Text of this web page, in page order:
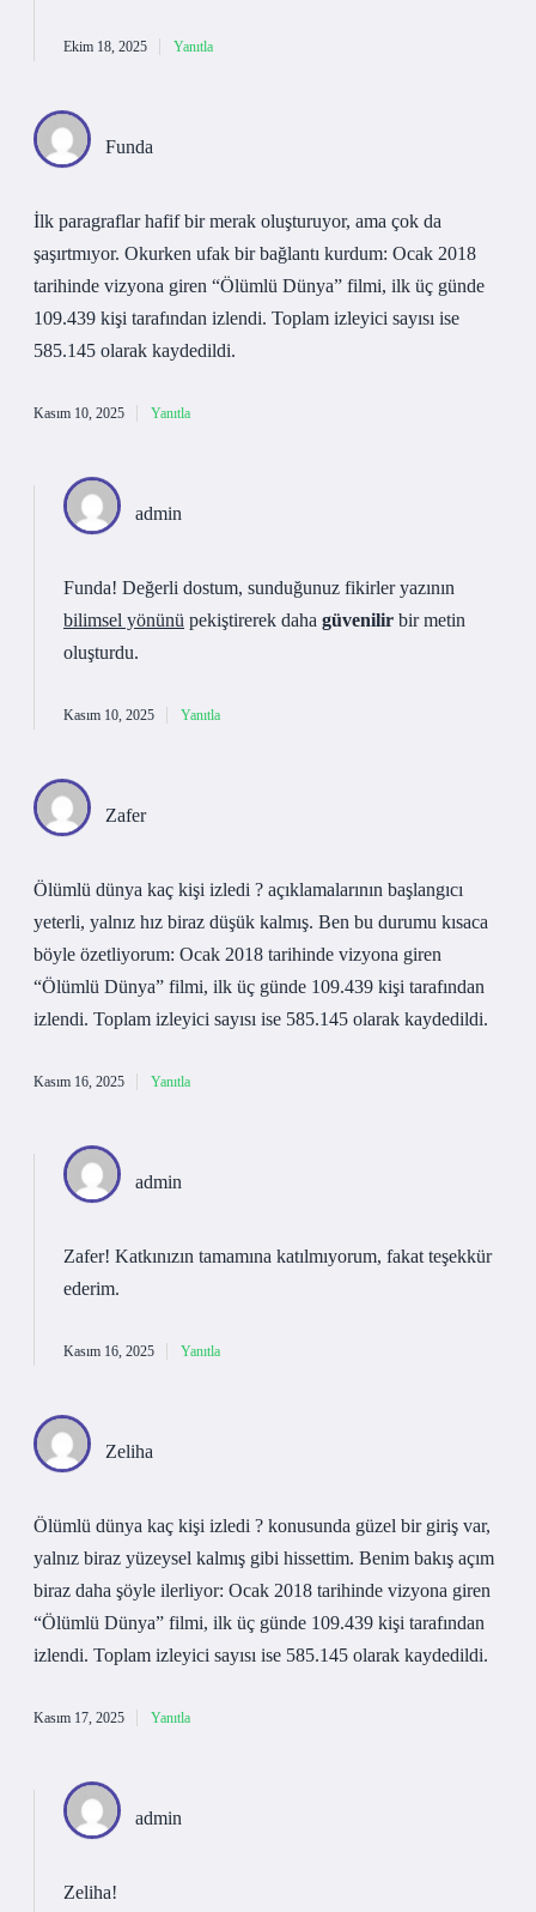
Ekim 18, 2025 Yanıtla
Funda
İlk paragraflar hafif bir merak oluşturuyor, ama çok da
şaşırtmıyor. Okurken ufak bir bağlantı kurdum: Ocak 2018
tarihinde vizyona giren “Ölümlü Dünya” filmi, ilk üç günde
109.439 kişi tarafından izlendi. Toplam izleyici sayısı ise
585.145 olarak kaydedildi.
Kasım 10, 2025 Yanıtla
admin
Funda! Değerli dostum, sunduğunuz fikirler yazının
bilimsel yönünü pekiştirerek daha güvenilir bir metin
oluşturdu.
Kasım 10, 2025 Yanıtla
Zafer
Ölümlü dünya kaç kişi izledi ? açıklamalarının başlangıcı
yeterli, yalnız hız biraz düşük kalmış. Ben bu durumu kısaca
böyle özetliyorum: Ocak 2018 tarihinde vizyona giren
“Ölümlü Dünya” filmi, ilk üç günde 109.439 kişi tarafından
izlendi. Toplam izleyici sayısı ise 585.145 olarak kaydedildi.
Kasım 16, 2025 Yanıtla
admin
Zafer! Katkınızın tamamına katılmıyorum, fakat teşekkür
ederim.
Kasım 16, 2025 Yanıtla
Zeliha
Ölümlü dünya kaç kişi izledi ? konusunda güzel bir giriş var,
yalnız biraz yüzeysel kalmış gibi hissettim. Benim bakış açım
biraz daha şöyle ilerliyor: Ocak 2018 tarihinde vizyona giren
“Ölümlü Dünya” filmi, ilk üç günde 109.439 kişi tarafından
izlendi. Toplam izleyici sayısı ise 585.145 olarak kaydedildi.
Kasım 17, 2025 Yanıtla
admin
Zeliha!